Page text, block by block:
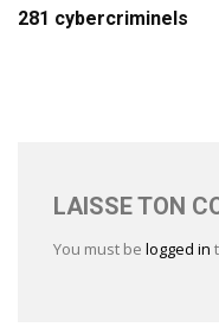
281 cybercriminels
LAISSE TON
You must be logged in